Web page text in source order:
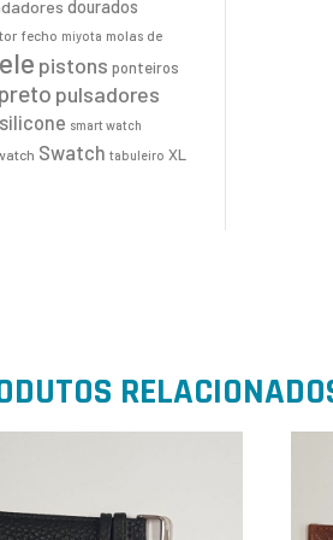
dourados
fecho miyota molas de
pistons ponteiros
preto pulsadores
silicone smart watch
Swatch tabuleiro XL